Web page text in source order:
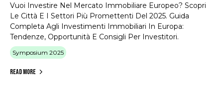
Vuoi Investire Nel Mercato Immobiliare Europeo? Scopri
Le Città E I Settori Più Promettenti Del 2025. Guida
Completa Agli Investimenti Immobiliari In Europa:
Tendenze, Opportunità E Consigli Per Investitori.
Symposium 2025
Read More